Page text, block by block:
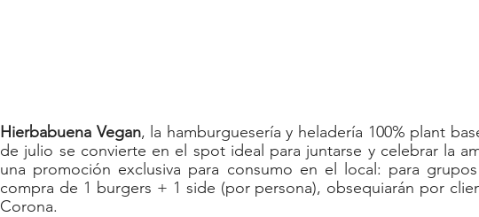
Hierbabuena Vegan, la hamburguesería y heladería 100% plant
de julio se convierte en el spot ideal para juntarse y celebrar la
una promoción exclusiva para consumo en el local: para
compra de 1 burgers + 1 side (por persona), obsequiarán por
Corona.